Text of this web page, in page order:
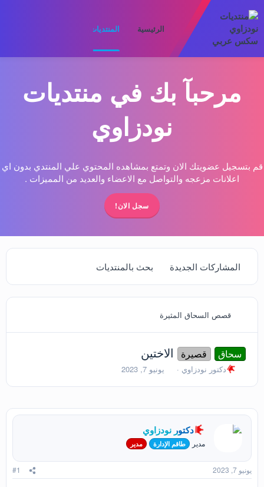
الرئيسية المنتديات
مرحبآ بك في منتديات
نودزاوي
قم بتسجيل عضويتك الان وتمتع بمشاهده المحتوي علي المنتدي بدون اي
اعلانات مزعجه والتواصل مع الاعضاء والعديد من المميزات .
سجل الان!
المشاركات الجديدة بحث بالمنتديات
قصص السحاق المثيرة
سحاق قصيرة الاختين
ب
د
ا
م
و
ع
دكتور نودزاوي
ت
ر
خ
ل
ب
د
ء
يونيو 7, 2023
دكتور نودزاوي
مدير طاقم الإدارة مدير
يونيو 7, 2023 #1